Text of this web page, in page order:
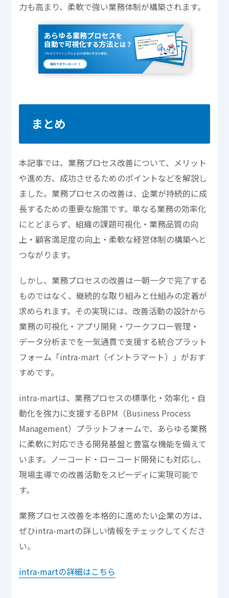
力も高まり、柔軟で強い業務体制が構築されます。
まとめ
本記事では、業務プロセス改善について、メリット
や進め方、成功させるためのポイントなどを解説し
ました。業務プロセスの改善は、企業が持続的に成
長するための重要な施策です。単なる業務の効率化
にとどまらず、組織の課題可視化・業務品質の向
上・顧客満足度の向上・柔軟な経営体制の構築へと
つながります。
しかし、業務プロセスの改善は一朝一夕で完了する
ものではなく、継続的な取り組みと仕組みの定着が
求められます。その実現には、改善活動の設計から
業務の可視化・アプリ開発・ワークフロー管理・
データ分析までを一気通貫で支援する統合プラット
フォーム「intra-mart（イントラマート）」がおす
すめです。
intra-martは、業務プロセスの標準化・効率化・自
動化を強力に支援するBPM（Business Process
Management）プラットフォームで、あらゆる業務
に柔軟に対応できる開発基盤と豊富な機能を備えて
います。ノーコード・ローコード開発にも対応し、
現場主導での改善活動をスピーディに実現可能で
す。
業務プロセス改善を本格的に進めたい企業の方は、
ぜひintra-martの詳しい情報をチェックしてくださ
い。
intra-martの詳細はこちら